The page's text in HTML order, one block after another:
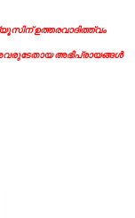
ഉത്തരവാദിത്ത്വം
അഭിപ്രായങ്ങൾ